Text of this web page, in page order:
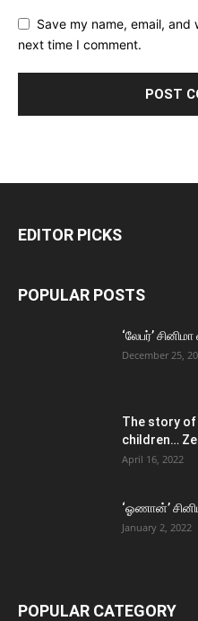
Save my name, email,
next time I comment.
EDITOR PICKS
POPULAR POSTS
‘லேபர்’
December 25,
The story of
children…
April 16, 2022
‘ஓணான்’
January 2, 2022
POPULAR CATEGORY